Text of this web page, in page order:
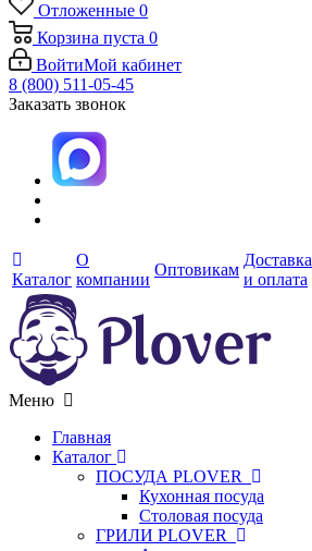
Отложенные 0
Корзина пуста 0
ВойтиМой кабинет
8 (800) 511-05-45
Заказать звонок
Каталог
О
компании
Оптовикам
Доставка
и оплата
Меню
Главная
Каталог
ПОСУДА PLOVER
Кухонная посуда
Столовая посуда
ГРИЛИ PLOVER